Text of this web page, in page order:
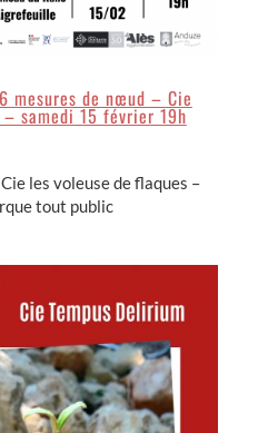
mesures de nœud – Cie
samedi 15 février 19h
les voleuse de flaques –
tout public